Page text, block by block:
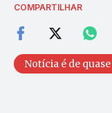
COMPARTILHAR
Notícia é de